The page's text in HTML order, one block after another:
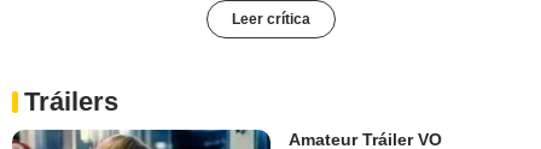
Leer crítica
Tráilers
Amateur Tráiler VO